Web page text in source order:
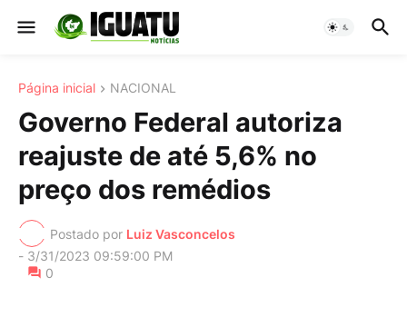
Página inicial NACIONAL
Governo Federal autoriza
reajuste de até 5,6% no
preço dos remédios
Postado por Luiz Vasconcelos
- 3/31/2023 09:59:00 PM
0